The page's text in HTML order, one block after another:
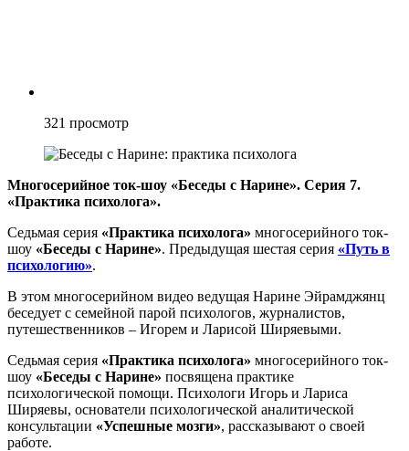
321 просмотр
Многосерийное ток-шоу «Беседы с Нарине». Серия 7.
«Практика психолога».
Седьмая серия «Практика психолога» многосерийного ток-
шоу «Беседы с Нарине». Предыдущая шестая серия «Путь в
психологию».
В этом многосерийном видео ведущая Нарине Эйрамджянц
беседует с семейной парой психологов, журналистов,
путешественников – Игорем и Ларисой Ширяевыми.
Седьмая серия «Практика психолога» многосерийного ток-
шоу «Беседы с Нарине» посвящена практике
психологической помощи. Психологи Игорь и Лариса
Ширяевы, основатели психологической аналитической
консультации «Успешные мозги», рассказывают о своей
работе.